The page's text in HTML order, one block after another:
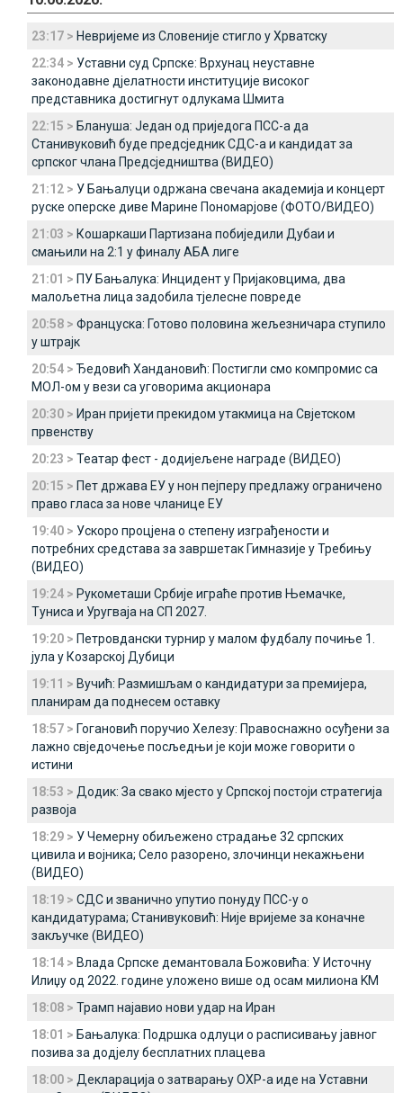
23:17 > Невријеме из Словеније стигло у Хрватску
22:34 > Уставни суд Српске: Врхунац неуставне
законодавне дјелатности институције високог
представника достигнут одлукама Шмита
22:15 > Блануша: Један од приједога ПСС-а да
Станивуковић буде предсједник СДС-а и кандидат за
српског члана Предсједништва (ВИДЕО)
21:12 > У Бањалуци одржана свечана академија и концерт
руске оперске диве Марине Пономарјове (ФОТО/ВИДЕО)
21:03 > Кошаркаши Партизана побиједили Дубаи и
смањили на 2:1 у финалу АБА лиге
21:01 > ПУ Бањалука: Инцидент у Пријаковцима, два
малољетна лица задобила тјелесне повреде
20:58 > Француска: Готово половина жељезничара ступило
у штрајк
20:54 > Ђедовић Хандановић: Постигли смо компромис са
МОЛ-ом у вези са уговорима акционара
20:30 > Иран пријети прекидом утакмица на Свјетском
првенству
20:23 > Театар фест - додијељене награде (ВИДЕО)
20:15 > Пет држава ЕУ у нон пејперу предлажу ограничено
право гласа за нове чланице ЕУ
19:40 > Ускоро процјена о степену изграђености и
потребних средстава за завршетак Гимназије у Требињу
(ВИДЕО)
19:24 > Рукометаши Србије играће против Њемачке,
Туниса и Уругваја на СП 2027.
19:20 > Петровдански турнир у малом фудбалу почиње 1.
јула у Козарској Дубици
19:11 > Вучић: Размишљам о кандидатури за премијера,
планирам да поднесем оставку
18:57 > Гогановић поручио Хелезу: Правоснажно осуђени за
лажно свједочење посљедњи је који може говорити о
истини
18:53 > Додик: За свако мјесто у Српској постоји стратегија
развоја
18:29 > У Чемерну обиљежено страдање 32 српских
цивила и војника; Село разорено, злочинци некажњени
(ВИДЕО)
18:19 > СДС и званично упутио понуду ПСС-у о
кандидатурама; Станивуковић: Није вријеме за коначне
закључке (ВИДЕО)
18:14 > Влада Српске демантовала Божовића: У Источну
Илиџу од 2022. године уложено више од осам милиона KM
18:08 > Трамп најавио нови удар на Иран
18:01 > Бањалука: Подршка одлуци о расписивању јавног
позива за додјелу бесплатних плацева
18:00 > Декларација о затварању ОХР-а иде на Уставни